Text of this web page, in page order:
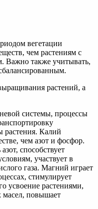
вегетации
чем растениям с
Важно также учитывать,
растений, а
системы, процессы
растения. Калий
чем азот и фосфор.
способствует
участвует в
газа. Магний играет
стимулирует
усвоение растениями,
масел, повышает